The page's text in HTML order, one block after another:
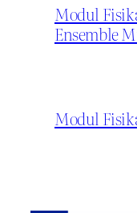
Modul
Ensemble
Modul